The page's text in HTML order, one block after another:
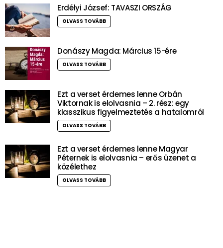
Erdélyi József: TAVASZI ORSZÁG
OLVASS TOVÁBB
Donászy Magda: Március 15-ére
OLVASS TOVÁBB
Ezt a verset érdemes lenne Orbán
Viktornak is elolvasnia – 2. rész: egy
klasszikus figyelmeztetés a hatalomról
OLVASS TOVÁBB
Ezt a verset érdemes lenne Magyar
Péternek is elolvasnia – erős üzenet a
közélethez
OLVASS TOVÁBB